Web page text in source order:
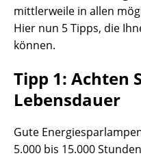
mittlerweile in allen
Hier nun 5 Tipps, die
können.
Tipp 1: Achten
Lebensdauer
Gute
5.000 bis 15.000